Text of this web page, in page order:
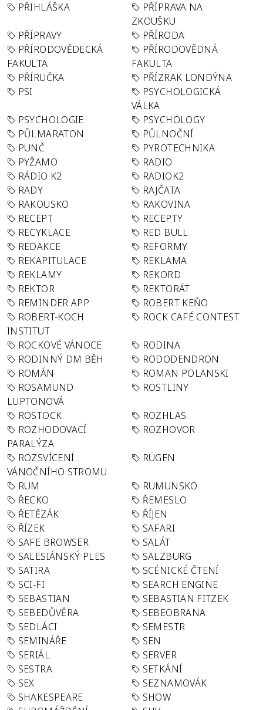
PŘIHLÁŠKA
PŘÍPRAVA NA
ZKOUŠKU
PŘÍPRAVY
PŘÍRODA
PŘÍRODOVĚDECKÁ
FAKULTA
PŘÍRODOVĚDNÁ
FAKULTA
PŘÍRUČKA
PŘÍZRAK LONDÝNA
PSI
PSYCHOLOGICKÁ
VÁLKA
PSYCHOLOGIE
PSYCHOLOGY
PŮLMARATON
PŮLNOČNÍ
PUNČ
PYROTECHNIKA
PYŽAMO
RADIO
RÁDIO K2
RADIOK2
RADY
RAJČATA
RAKOUSKO
RAKOVINA
RECEPT
RECEPTY
RECYKLACE
RED BULL
REDAKCE
REFORMY
REKAPITULACE
REKLAMA
REKLAMY
REKORD
REKTOR
REKTORÁT
REMINDER APP
ROBERT KEŇO
ROBERT-KOCH
INSTITUT
ROCK CAFÉ CONTEST
ROCKOVÉ VÁNOCE
RODINA
RODINNÝ DM BĚH
RODODENDRON
ROMÁN
ROMAN POLANSKI
ROSAMUND
LUPTONOVÁ
ROSTLINY
ROSTOCK
ROZHLAS
ROZHODOVACÍ
PARALÝZA
ROZHOVOR
ROZSVÍCENÍ
VÁNOČNÍHO STROMU
RÜGEN
RUM
RUMUNSKO
ŘECKO
ŘEMESLO
ŘETĚZÁK
ŘÍJEN
ŘÍZEK
SAFARI
SAFE BROWSER
SALÁT
SALESIÁNSKÝ PLES
SALZBURG
SATIRA
SCÉNICKÉ ČTENÍ
SCI-FI
SEARCH ENGINE
SEBASTIAN
SEBASTIAN FITZEK
SEBEDŮVĚRA
SEBEOBRANA
SEDLÁCI
SEMESTR
SEMINÁŘE
SEN
SERIÁL
SERVER
SESTRA
SETKÁNÍ
SEX
SEZNAMOVÁK
SHAKESPEARE
SHOW